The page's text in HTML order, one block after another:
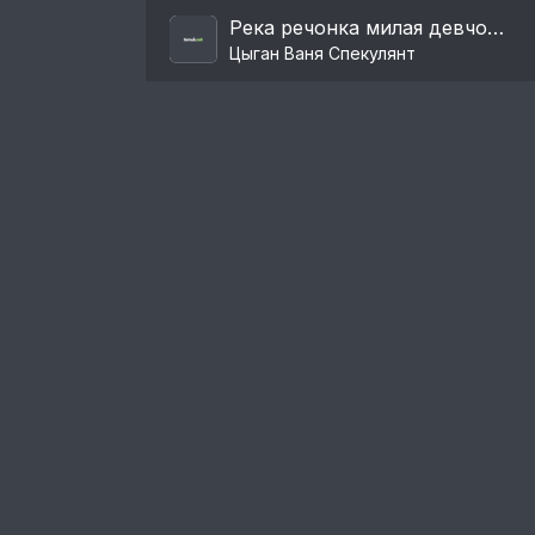
Река речонка милая девчонка
Цыган Ваня Спекулянт